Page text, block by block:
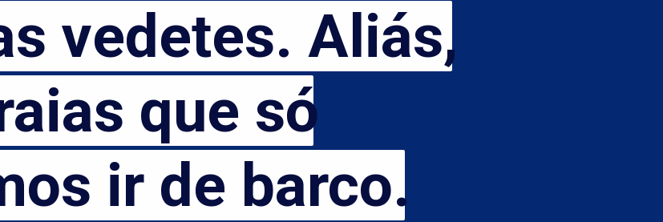
vedetes. Aliás,
que só
ir de barco.
vedetes. Aliás,
que só
ir de barco.